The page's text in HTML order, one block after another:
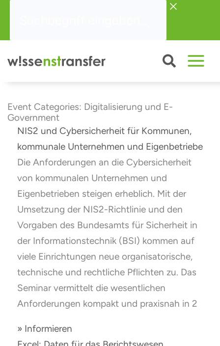
springen
Event Categories: Digitalisierung und E-
Government
NIS2 und Cybersicherheit für Kommunen,
kommunale Unternehmen und Eigenbetriebe
Die Anforderungen an die Cybersicherheit
von kommunalen Unternehmen und
Eigenbetrieben steigen erheblich. Mit der
Umsetzung der NIS2-Richtlinie und den
Vorgaben des Bundesamts für Sicherheit in
der Informationstechnik (BSI) kommen auf
viele Einrichtungen neue organisatorische,
technische und rechtliche Pflichten zu. Das
Seminar vermittelt die wesentlichen
Anforderungen kompakt und praxisnah in 2
» Informieren